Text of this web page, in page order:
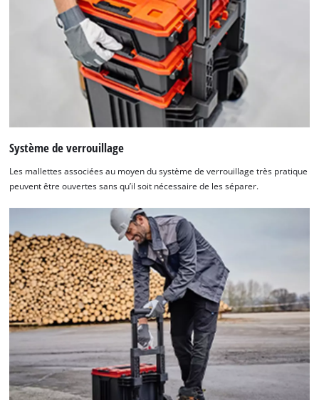
Système de verrouillage
Les mallettes associées au moyen du système de verrouillage très pratique
peuvent être ouvertes sans qu’il soit nécessaire de les séparer.